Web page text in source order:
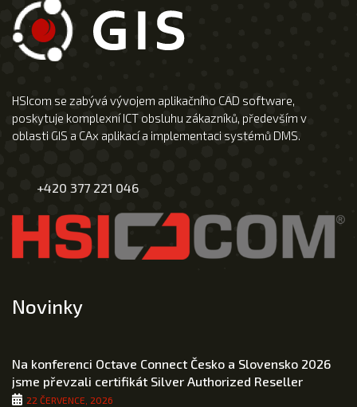
HSIcom se zabývá vývojem aplikačního CAD software,
poskytuje komplexní ICT obsluhu zákazníků, především v
oblasti GIS a CAx aplikací a implementaci systémů DMS.
+420 377 221 046
Novinky
Na konferenci Octave Connect Česko a Slovensko 2026
jsme převzali certifikát Silver Authorized Reseller
22 ČERVENCE, 2026